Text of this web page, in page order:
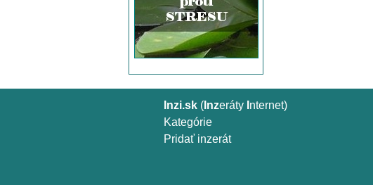
Inzi.sk(Inzeráty nternet)
Kategórie
Pridať inzerát